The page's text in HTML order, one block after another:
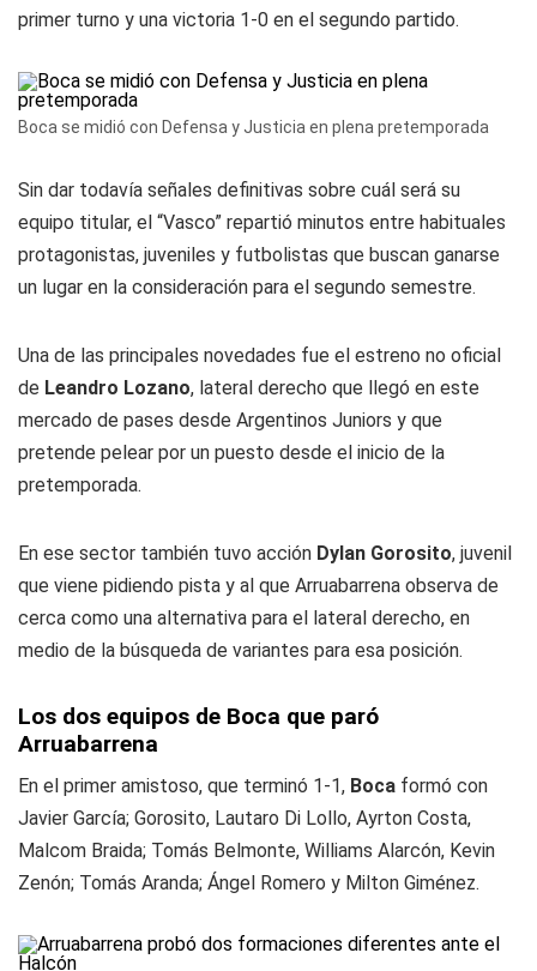
primer turno y una victoria 1-0 en el segundo partido.
Boca se midió con Defensa y Justicia en plena pretemporada
Sin dar todavía señales definitivas sobre cuál será su
equipo titular, el “Vasco” repartió minutos entre habituales
protagonistas, juveniles y futbolistas que buscan ganarse
un lugar en la consideración para el segundo semestre.
Una de las principales novedades fue el estreno no oficial
de Leandro Lozano, lateral derecho que llegó en este
mercado de pases desde Argentinos Juniors y que
pretende pelear por un puesto desde el inicio de la
pretemporada.
En ese sector también tuvo acción Dylan Gorosito, juvenil
que viene pidiendo pista y al que Arruabarrena observa de
cerca como una alternativa para el lateral derecho, en
medio de la búsqueda de variantes para esa posición.
Los dos equipos de Boca que paró
Arruabarrena
En el primer amistoso, que terminó 1-1, Boca formó con
Javier García; Gorosito, Lautaro Di Lollo, Ayrton Costa,
Malcom Braida; Tomás Belmonte, Williams Alarcón, Kevin
Zenón; Tomás Aranda; Ángel Romero y Milton Giménez.